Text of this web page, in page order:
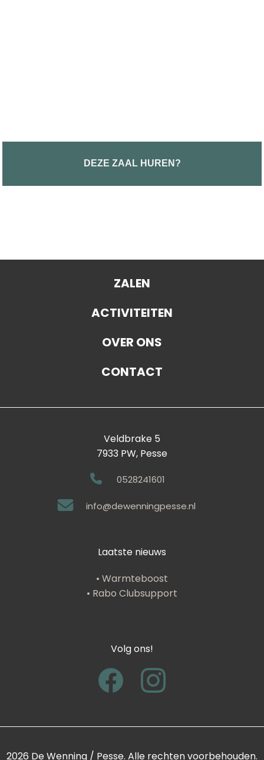
DEZE ZAAL HUREN?
ZALEN
ACTIVITEITEN
OVER ONS
CONTACT
Veldbrake 5
7933 PW, Pesse
0528241601
info@dewenningpesse.nl
Laatste nieuws
• Warmteboost
• Rabo Clubsupport
Volg ons!
2026 De Wenning / Pesse. Alle rechten voorbehouden.